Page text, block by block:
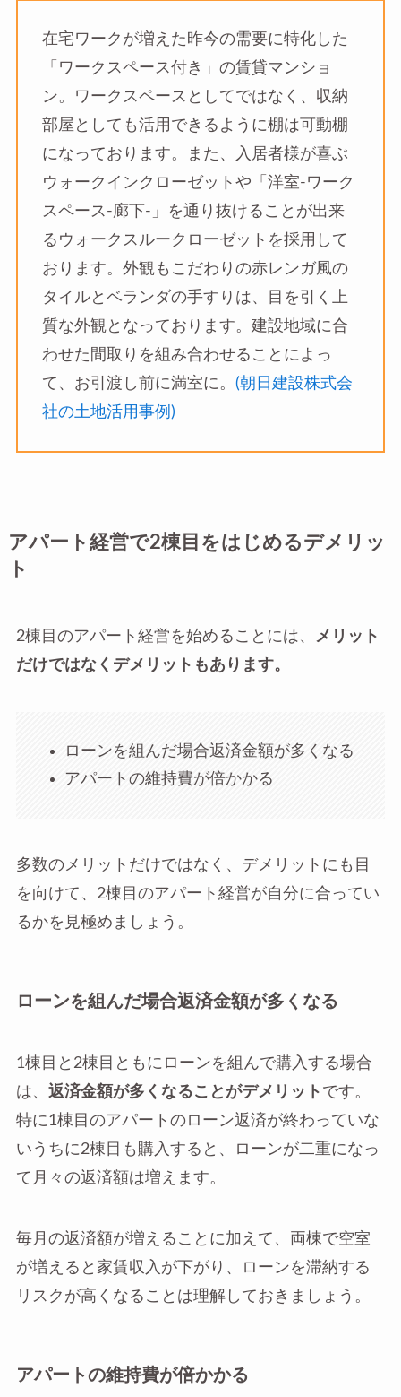
在宅ワークが増えた昨今の需要に特化した
「ワークスペース付き」の賃貸マンショ
ン。ワークスペースとしてではなく、収納
部屋としても活用できるように棚は可動棚
になっております。また、入居者様が喜ぶ
ウォークインクローゼットや「洋室-ワーク
スペース-廊下-」を通り抜けることが出来
るウォークスルークローゼットを採用して
おります。外観もこだわりの赤レンガ風の
タイルとベランダの手すりは、目を引く上
質な外観となっております。建設地域に合
わせた間取りを組み合わせることによっ
て、お引渡し前に満室に。 (朝日建設株式会
社の土地活用事例)
アパート経営で2棟目をはじめるデメリッ
ト
2棟目のアパート経営を始めることには、
メリット
だけではなくデメリットもあります。
ローンを組んだ場合返済金額が多くなる
アパートの維持費が倍かかる
多数のメリットだけではなく、デメリットにも目
を向けて、2棟目のアパート経営が自分に合ってい
るかを見極めましょう。
ローンを組んだ場合返済金額が多くなる
1棟目と2棟目ともにローンを組んで購入する場合
は、 返済金額が多くなることがデメリット です。
特に1棟目のアパートのローン返済が終わっていな
いうちに2棟目も購入すると、ローンが二重になっ
て月々の返済額は増えます。
毎月の返済額が増えることに加えて、両棟で空室
が増えると家賃収入が下がり、ローンを滞納する
リスクが高くなることは理解しておきましょう。
アパートの維持費が倍かかる